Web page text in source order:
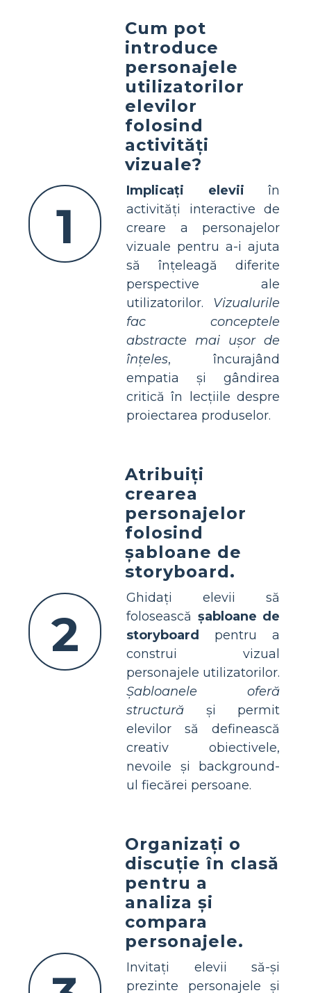
1
Cum pot
introduce
personajele
utilizatorilor
elevilor
folosind
activități
vizuale?
Implicați elevii în
activități interactive de
creare a personajelor
vizuale pentru a-i ajuta
să înțeleagă diferite
perspective ale
utilizatorilor. Vizualurile
fac conceptele
abstracte mai ușor de
înțeles, încurajând
empatia și gândirea
critică în lecțiile despre
proiectarea produselor.
2
Atribuiți
crearea
personajelor
folosind
șabloane de
storyboard.
Ghidați elevii să
folosească șabloane de
storyboard
pentru a
construi vizual
personajele utilizatorilor.
Șabloanele oferă
structură și permit
elevilor să definească
creativ obiectivele,
nevoile și background-
ul fiecărei persoane.
Organizați o
discuție în clasă
pentru a
analiza și
compara
personajele.
Invitați elevii să-și
prezinte personajele și